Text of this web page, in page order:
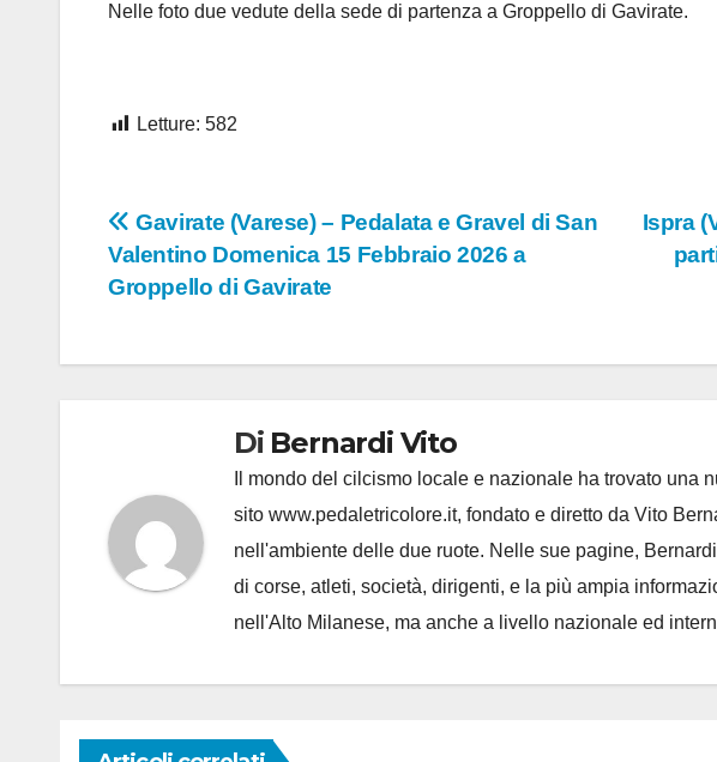
Nelle foto due vedute della sede di partenza a Groppello di Gavirate.
Letture: 582
Navigazione
articoli
Ispra
Gavirate (Varese) – Pedalata e Gravel di San
Valentino Domenica 15 Febbraio 2026 a
Groppello di Gavirate
Di Bernardi Vito
Il mondo del cilcismo locale e nazionale ha trovato una
sito www.pedaletricolore.it, fondato e diretto da Vito
nell'ambiente delle due ruote. Nelle sue pagine,
di corse, atleti, società, dirigenti, e la più ampia
nell'Alto Milanese, ma anche a livello nazionale ed